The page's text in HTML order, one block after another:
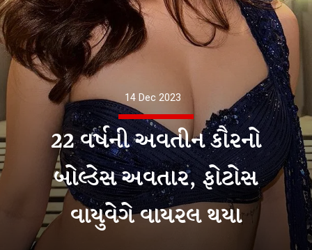
22 વર્ષની અવતીન કૌરનો
બોલ્ડેસ અવતાર, ફોટોસ
વાયુવેગે વાયરલ થયા
14 Dec 2023